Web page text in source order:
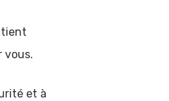
vous.
et à